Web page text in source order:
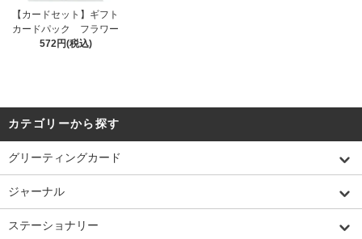
【カードセット】ギフト
カードパック フラワー
572円(税込)
カテゴリーから探す
グリーティングカード
ジャーナル
ステーショナリー